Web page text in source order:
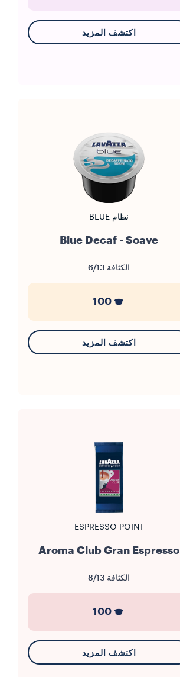
اكتشف المزيد
نظام BLUE
Blue Decaf - Soave
الكثافة 6/13
100
اكتشف المزيد
ESPRESSO POINT
Aroma Club Gran Espresso
الكثافة 8/13
100
اكتشف المزيد